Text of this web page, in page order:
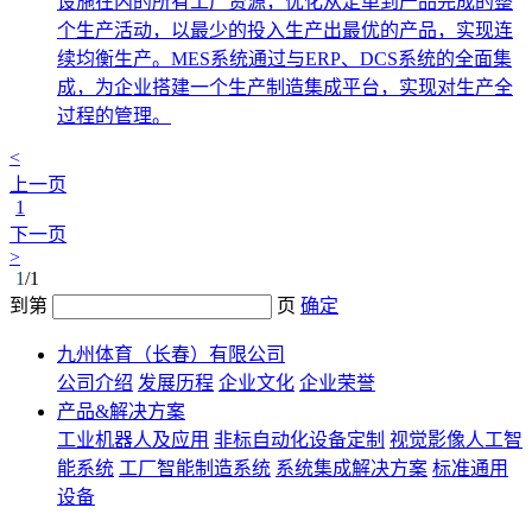
个生产活动，以最少的投入生产出最优的产品，实现连
续均衡生产。MES系统通过与ERP、DCS系统的全面集
成，为企业搭建一个生产制造集成平台，实现对生产全
过程的管理。
<
上一页
1
下一页
>
1/1
到第
页 确定
九州体育（长春）有限公司
公司介绍 发展历程 企业文化 企业荣誉
产品&解决方案
工业机器人及应用 非标自动化设备定制 视觉影像人工智
能系统 工厂智能制造系统 系统集成解决方案 标准通用
设备